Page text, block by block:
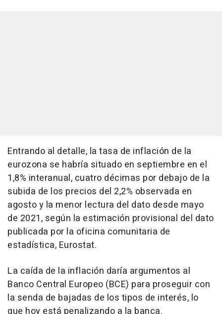
Entrando al detalle, la tasa de inflación de la
eurozona se habría situado en septiembre en el
1,8% interanual, cuatro décimas por debajo de la
subida de los precios del 2,2% observada en
agosto y la menor lectura del dato desde mayo
de 2021, según la estimación provisional del dato
publicada por la oficina comunitaria de
estadística, Eurostat.
La caída de la inflación daría argumentos al
Banco Central Europeo (BCE) para proseguir con
la senda de bajadas de los tipos de interés, lo